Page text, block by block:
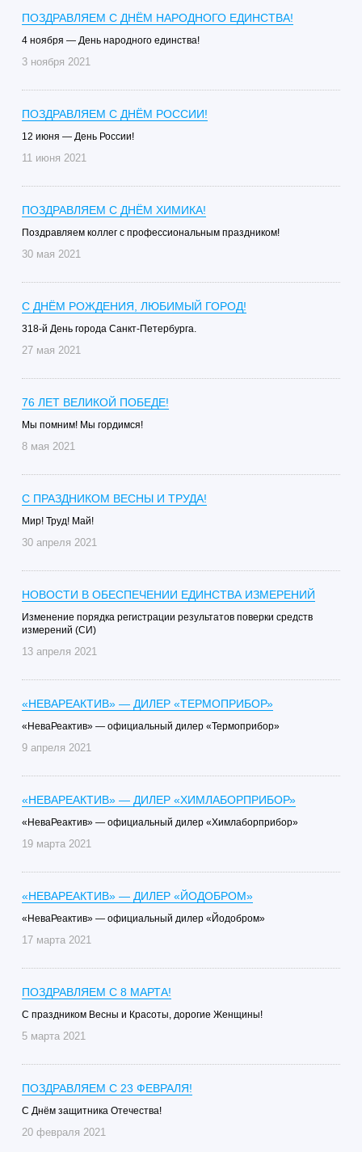
ПОЗДРАВЛЯЕМ С ДНЁМ НАРОДНОГО ЕДИНСТВА!
4 ноября — День народного единства!
3 ноября 2021
ПОЗДРАВЛЯЕМ С ДНЁМ РОССИИ!
12 июня — День России!
11 июня 2021
ПОЗДРАВЛЯЕМ С ДНЁМ ХИМИКА!
Поздравляем коллег с профессиональным праздником!
30 мая 2021
С ДНЁМ РОЖДЕНИЯ, ЛЮБИМЫЙ ГОРОД!
318-й День города Санкт-Петербурга.
27 мая 2021
76 ЛЕТ ВЕЛИКОЙ ПОБЕДЕ!
Мы помним! Мы гордимся!
8 мая 2021
С ПРАЗДНИКОМ ВЕСНЫ И ТРУДА!
Мир! Труд! Май!
30 апреля 2021
НОВОСТИ В ОБЕСПЕЧЕНИИ ЕДИНСТВА ИЗМЕРЕНИЙ
Изменение порядка регистрации результатов поверки средств
измерений (СИ)
13 апреля 2021
«НЕВАРЕАКТИВ» — ДИЛЕР «ТЕРМОПРИБОР»
«НеваРеактив» — официальный дилер «Термоприбор»
9 апреля 2021
«НЕВАРЕАКТИВ» — ДИЛЕР «ХИМЛАБОРПРИБОР»
«НеваРеактив» — официальный дилер «Химлаборприбор»
19 марта 2021
«НЕВАРЕАКТИВ» — ДИЛЕР «ЙОДОБРОМ»
«НеваРеактив» — официальный дилер «Йодобром»
17 марта 2021
ПОЗДРАВЛЯЕМ С 8 МАРТА!
С праздником Весны и Красоты, дорогие Женщины!
5 марта 2021
ПОЗДРАВЛЯЕМ С 23 ФЕВРАЛЯ!
C Днём защитника Отечества!
20 февраля 2021